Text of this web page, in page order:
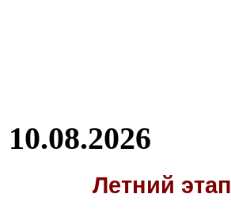
10.08.2026
Летний этап